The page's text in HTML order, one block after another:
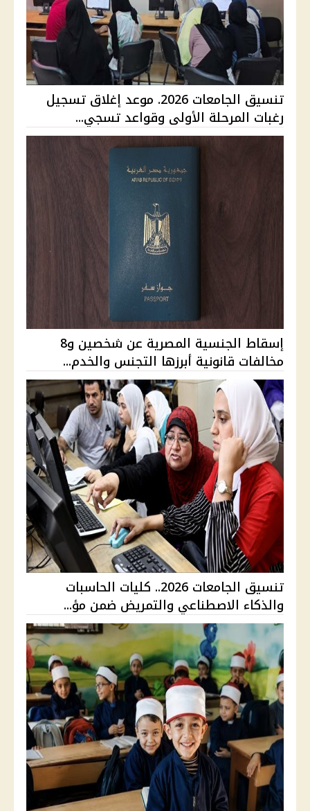
تنسيق الجامعات 2026. موعد إغلاق تسجيل
رغبات المرحلة الأولى وقواعد تسجي...
إسقاط الجنسية المصرية عن شخصين و8
مخالفات قانونية أبرزها التجنس والخدم...
تنسيق الجامعات 2026.. كليات الحاسبات
والذكاء الاصطناعي والتمريض ضمن مؤ...